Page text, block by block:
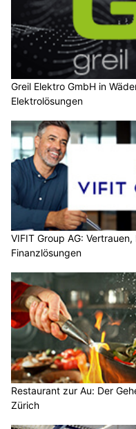
Greil Elektro GmbH in
Elektrolösungen
VIFIT Group AG:
Finanzlösungen
Restaurant zur Au: Der
Zürich